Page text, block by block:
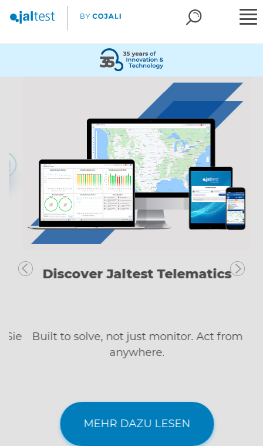
Discover Jaltest Telematics
Built to solve, not just monitor. Act from
anywhere.
MEHR DAZU LESEN